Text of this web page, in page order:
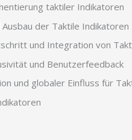
taktiler Indikatoren
der Taktile Indikatoren
und Integration von
und Benutzerfeedback
und globaler Einfluss für